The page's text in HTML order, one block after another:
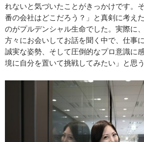
れないと気づいたことがきっかけです。
番の会社はどこだろう？」と真剣に考え
のがプルデンシャル生命でした。実際に
方々にお会いしてお話を聞く中で、仕事
誠実な姿勢、そして圧倒的なプロ意識に
境に自分を置いて挑戦してみたい」と思